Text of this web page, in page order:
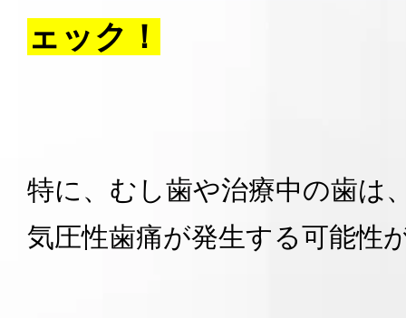
ェック！
特に、むし歯や治療中の歯は
気圧性歯痛が発生する可能性